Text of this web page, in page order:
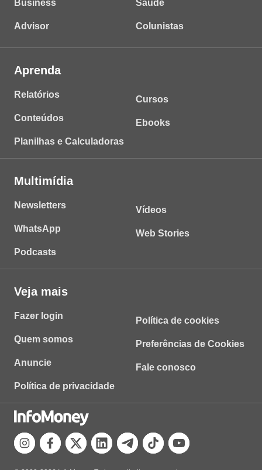
Business
Advisor
Saúde
Colunistas
Aprenda
Relatórios
Conteúdos
Planilhas e Calculadoras
Cursos
Ebooks
Multimídia
Newsletters
WhatsApp
Podcasts
Vídeos
Web Stories
Veja mais
Fazer login
Quem somos
Anuncie
Política de privacidade
Política de cookies
Preferências de Cookies
Fale conosco